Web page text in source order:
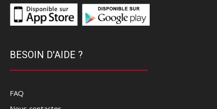
BESOIN D'AIDE ?
FAQ